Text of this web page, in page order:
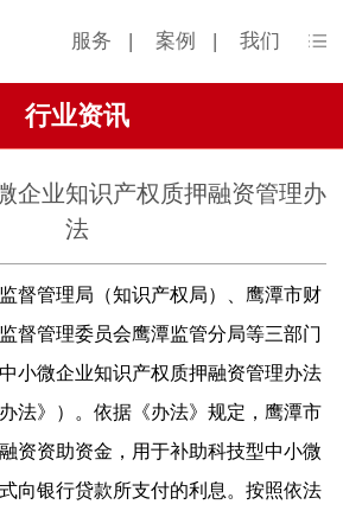
服务 | 案例 | 我们
行业资讯
企业知识产权质押融资管理办
法
督管理局（知识产权局）、鹰潭市财
督管理委员会鹰潭监管分局等三部门
小微企业知识产权质押融资管理办法
法》）。依据《办法》规定，鹰潭市
资资助资金，用于补助科技型中小微
向银行贷款所支付的利息。按照依法